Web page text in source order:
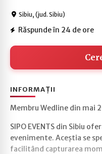
Sibiu, (jud. Sibiu)
Răspunde în 24 de ore
INFORMAȚII
Membru Wedline din mai
SIPO EVENTS din Sibiu
evenimente. Aceștia se
facilitând capturarea